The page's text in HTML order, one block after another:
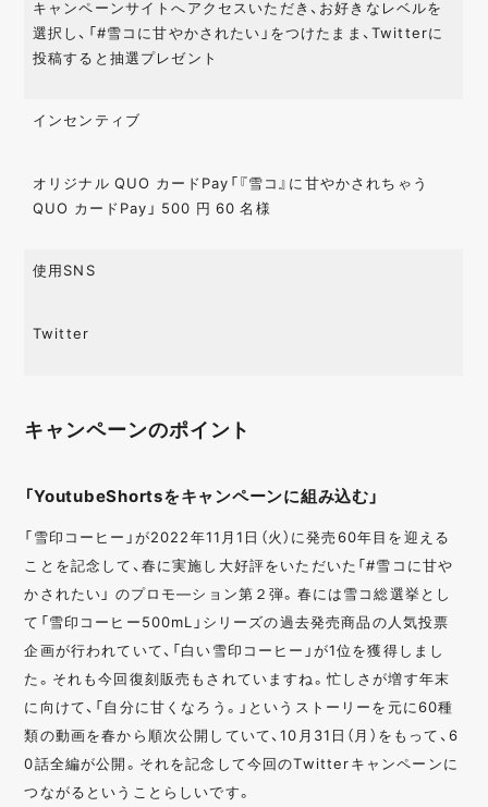
キャンペーンサイトへアクセスいただき、お好きなレベルを
選択し、「#雪コに甘やかされたい」をつけたまま、Twitterに
投稿すると抽選プレゼント
インセンティブ
オリジナル QUO カードPay「『雪コ』に⽢やかされちゃう
QUO カードPay」 500 円 60 名様
使用SNS
Twitter
キャンペーンのポイント
「YoutubeShortsをキャンペーンに組み込む」
「雪印コーヒー」が2022年11月1日（火）に発売60年目を迎える
ことを記念して、春に実施し大好評をいただいた「#雪コに甘や
かされたい」 のプロモ―ション第２弾。春には雪コ総選挙とし
て「雪印コーヒー500mL」シリーズの過去発売商品の人気投票
企画が行われていて、「白い雪印コーヒー」が1位を獲得しまし
た。それも今回復刻販売もされていますね。忙しさが増す年末
に向けて、「自分に甘くなろう。」というストーリーを元に60種
類の動画を春から順次公開していて、10月31日（月）をもって、6
0話全編が公開。それを記念して今回のTwitterキャンペーンに
つながるということらしいです。